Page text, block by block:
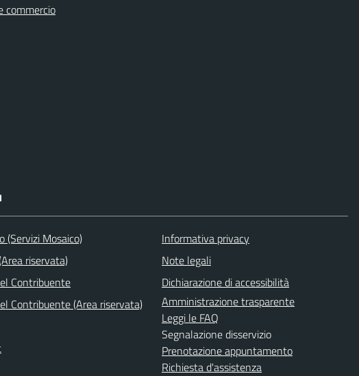
commercio
(Servizi Mosaico)
riservata)
Contribuente
Contribuente (Area riservata)
Informativa privacy
Note legali
Dichiarazione di accessibilità
Amministrazione trasparente
Leggi le FAQ
Segnalazione disservizio
Prenotazione appuntamento
Richiesta d'assistenza